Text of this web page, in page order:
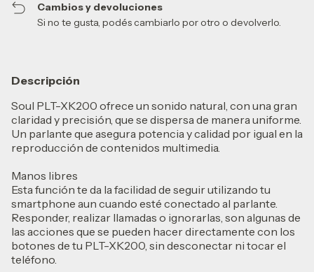
Cambios y devoluciones
Si no te gusta, podés cambiarlo por otro o devolverlo.
Descripción
Soul PLT-XK200 ofrece un sonido natural, con una gran
claridad y precisión, que se dispersa de manera uniforme.
Un parlante que asegura potencia y calidad por igual en la
reproducción de contenidos multimedia.
Manos libres
Esta función te da la facilidad de seguir utilizando tu
smartphone aun cuando esté conectado al parlante.
Responder, realizar llamadas o ignorarlas, son algunas de
las acciones que se pueden hacer directamente con los
botones de tu PLT-XK200, sin desconectar ni tocar el
teléfono.